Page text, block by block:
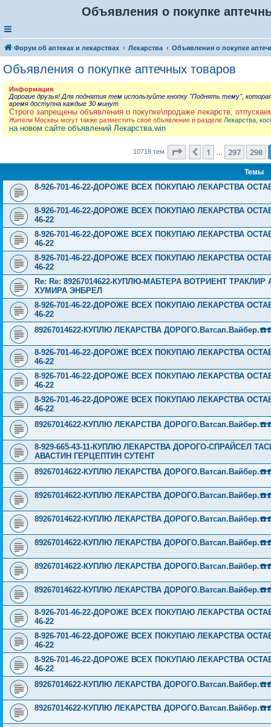
Объявления о покупке
Форум об аптеках и лекарствах Лекарства Объявления о покупке
Объявления о покупке аптечных товаров
Информация
Дорогие друзья! Для поднятия тем используйте кнопку "Поднять тему",
время доступна каждые 30 минут
Строго запрещены объявления о покупке\продаже лекарств,
Жители Москвы могут также разместить своё объявление в разделе Лекарства,
на новом сайте объявлений Лекарства.win
10718 тем Страница 299из 429
Пред.
1 297 298
Темы
8-926-701-46-22-ДОРОЖЕ ВСЕХ ПОКУПАЮ ЛЕКАРСТВА
8-926-701-46-22-ДОРОЖЕ ВСЕХ ПОКУПАЮ ЛЕКАРСТВА
46-22
8-926-701-46-22-ДОРОЖЕ ВСЕХ ПОКУПАЮ ЛЕКАРСТВА
46-22
8-926-701-46-22-ДОРОЖЕ ВСЕХ ПОКУПАЮ ЛЕКАРСТВА
46-22
Re: Re: 89267014622-КУПЛЮ-МАБТЕРА ВОТРИЕНТ
ХУМИРА ЭНБРЕЛ
8-926-701-46-22-ДОРОЖЕ ВСЕХ ПОКУПАЮ ЛЕКАРСТВА
46-22
89267014622-КУПЛЮ ЛЕКАРСТВА
8-926-701-46-22-ДОРОЖЕ ВСЕХ ПОКУПАЮ ЛЕКАРСТВА
46-22
8-926-701-46-22-ДОРОЖЕ ВСЕХ ПОКУПАЮ ЛЕКАРСТВА
46-22
8-926-701-46-22-ДОРОЖЕ ВСЕХ ПОКУПАЮ ЛЕКАРСТВА
46-22
89267014622-КУПЛЮ ЛЕКАРСТВА
8-929-665-43-11-КУПЛЮ ЛЕКАРСТВА ДОРОГО-СПРАЙСЕЛ
АВАСТИН ГЕРЦЕПТИН СУТЕНТ
89267014622-КУПЛЮ ЛЕКАРСТВА
89267014622-КУПЛЮ ЛЕКАРСТВА
89267014622-КУПЛЮ ЛЕКАРСТВА
89267014622-КУПЛЮ ЛЕКАРСТВА
89267014622-КУПЛЮ ЛЕКАРСТВА
89267014622-КУПЛЮ ЛЕКАРСТВА
8-926-701-46-22-ДОРОЖЕ ВСЕХ ПОКУПАЮ ЛЕКАРСТВА
46-22
8-926-701-46-22-ДОРОЖЕ ВСЕХ ПОКУПАЮ ЛЕКАРСТВА
46-22
8-926-701-46-22-ДОРОЖЕ ВСЕХ ПОКУПАЮ ЛЕКАРСТВА
46-22
89267014622-КУПЛЮ ЛЕКАРСТВА
89267014622-КУПЛЮ ЛЕКАРСТВА